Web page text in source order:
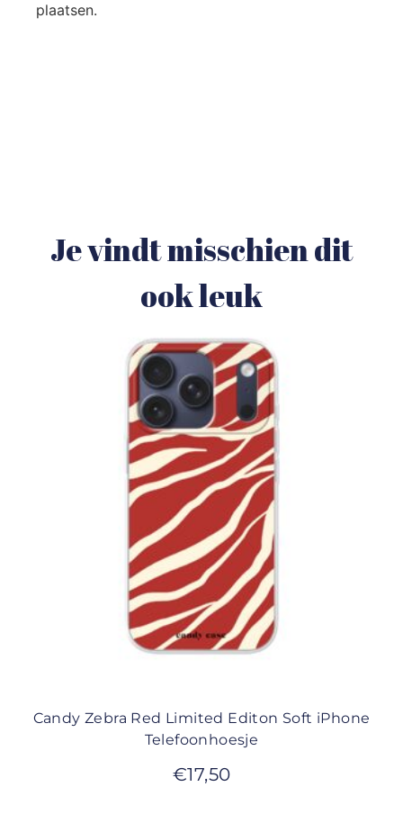
plaatsen.
Je vindt misschien dit
ook leuk
Candy Zebra Red Limited Editon Soft iPhone
Telefoonhoesje
€17,50